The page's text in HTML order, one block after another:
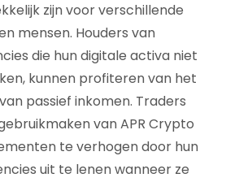
zijn voor verschillende
mensen. Houders van
die hun digitale activa niet
kunnen profiteren van het
passief inkomen. Traders
van APR Crypto
te verhogen door hun
uit te lenen wanneer ze